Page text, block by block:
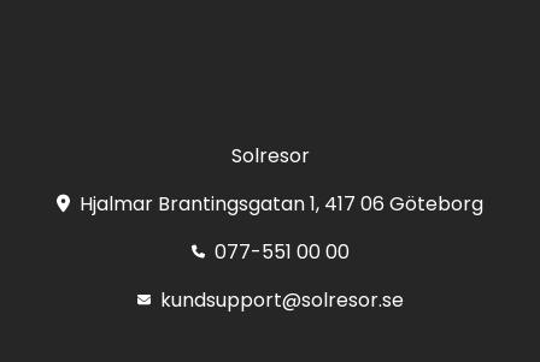
Solresor
Hjalmar Brantingsgatan 1, 417 06 Göteborg
077-551 00 00
kundsupport@solresor.se